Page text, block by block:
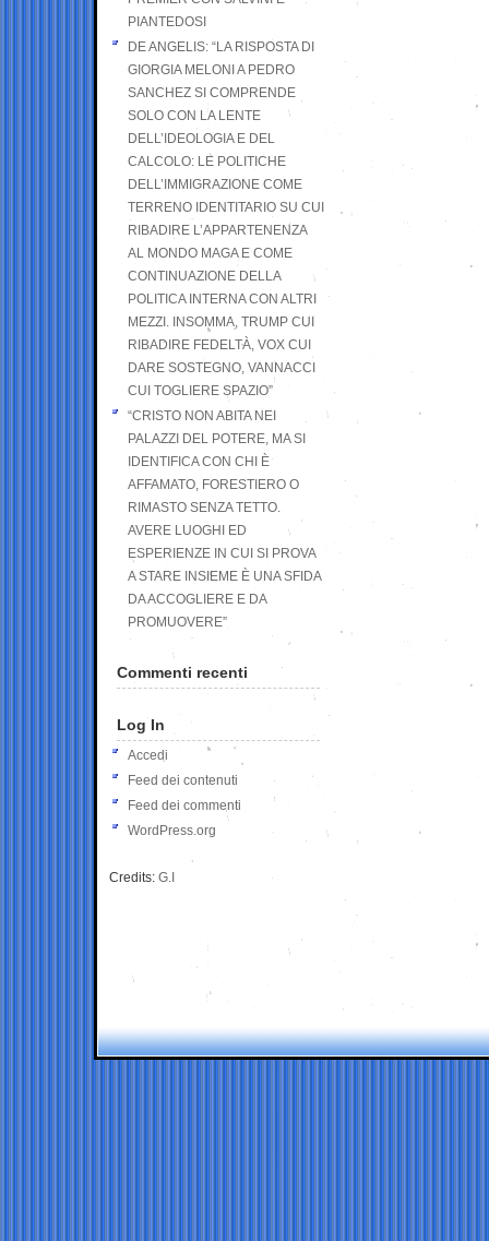
PIANTEDOSI
DE ANGELIS: “LA RISPOSTA DI
GIORGIA MELONI A PEDRO
SANCHEZ SI COMPRENDE
SOLO CON LA LENTE
DELL’IDEOLOGIA E DEL
CALCOLO: LE POLITICHE
DELL’IMMIGRAZIONE COME
TERRENO IDENTITARIO SU CUI
RIBADIRE L’APPARTENENZA
AL MONDO MAGA E COME
CONTINUAZIONE DELLA
POLITICA INTERNA CON ALTRI
MEZZI. INSOMMA, TRUMP CUI
RIBADIRE FEDELTÀ, VOX CUI
DARE SOSTEGNO, VANNACCI
CUI TOGLIERE SPAZIO”
“CRISTO NON ABITA NEI
PALAZZI DEL POTERE, MA SI
IDENTIFICA CON CHI È
AFFAMATO, FORESTIERO O
RIMASTO SENZA TETTO.
AVERE LUOGHI ED
ESPERIENZE IN CUI SI PROVA
A STARE INSIEME È UNA SFIDA
DA ACCOGLIERE E DA
PROMUOVERE”
Commenti recenti
Log In
Accedi
Feed dei contenuti
Feed dei commenti
WordPress.org
Credits: G.I